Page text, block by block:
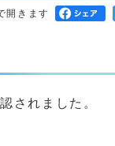
開きます
されました。